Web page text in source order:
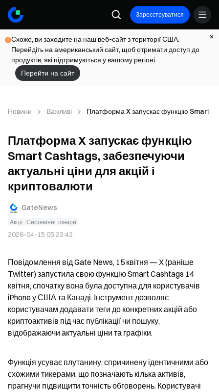
Зареєструватися
Схоже, ви заходите на наш веб-сайт з території США.
Перейдіть на американський сайт, щоб отримати доступ до
продуктів, які підтримуються у вашому регіоні.
Перейти на сайт
Новини Важливі Платформа X запускає функцію Smart
Платформа X запускає функцію
Smart Cashtags, забезпечуючи
актуальні ціни для акцій і
криптовалюти
GateNews
Акції Сировинні товари
2026-04-15 05:23:42
Повідомлення від Gate News, 15 квітня — X (раніше
Twitter) запустила свою функцію Smart Cashtags 14
квітня, спочатку вона була доступна для користувачів
iPhone у США та Канаді. Інструмент дозволяє
користувачам додавати теги до конкретних акцій або
криптоактивів під час публікації чи пошуку,
відображаючи актуальні ціни та графіки.
Функція усуває плутанину, спричинену ідентичними або
схожими тикерами, що позначають кілька активів,
прагнучи підвищити точність обговорень. Користувачі